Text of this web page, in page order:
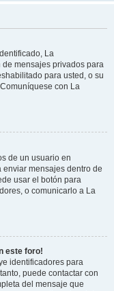
La
mensajes privados para
para usted, o su
con La
de un usuario en
mensajes dentro de
usar el botón para
o comunicarlo a La
este foro!
identificadores para
puede contactar con
del mensaje que